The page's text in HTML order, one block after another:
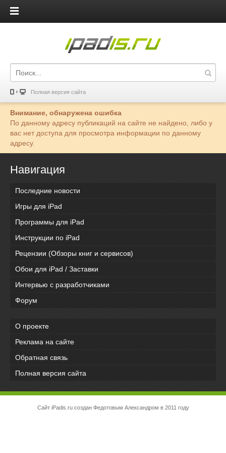
iPadis.ru
Полная версия сайта
Внимание, обнаружена ошибка
По данному адресу публикаций на сайте не найдено, либо у
вас нет доступа для просмотра информации по данному
адресу.
Навигация
Последние новости
Игры для iPad
Программы для iPad
Инструкции по iPad
Рецензии (Обзоры книг и сервисов)
Обои для iPad / Заставки
Интервью с разработчиками
Форум
О проекте
Реклама на сайте
Обратная связь
Полная версия сайта
Сайт iPadis.ru создан Федотовым Александром в 2011 году